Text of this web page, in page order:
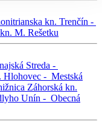
kn. Trenčín -
M. Rešetku
Streda -
Hlohovec - Mestská
Záhorská kn.
Unín - Obecná